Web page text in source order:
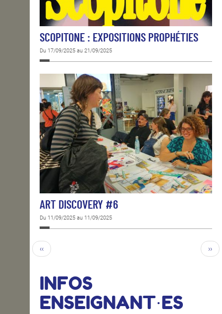
SCOPITONE : EXPOSITIONS PROPHÉTIES
Du 17/09/2025 au 21/09/2025
ART DISCOVERY #6
Du 11/09/2025 au 11/09/2025
‹‹ ››
INFOS
ENSEIGNANT·ES